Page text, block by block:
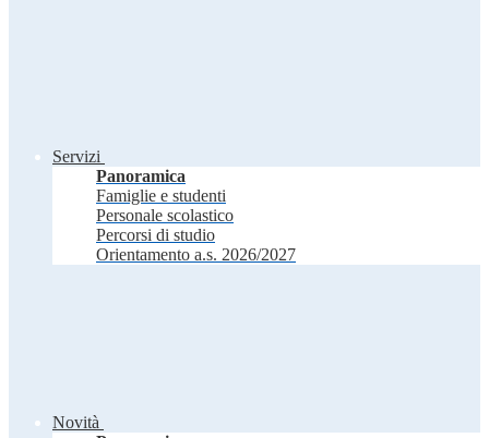
Servizi
Panoramica
Famiglie e studenti
Personale scolastico
Percorsi di studio
Orientamento a.s. 2026/2027
Novità